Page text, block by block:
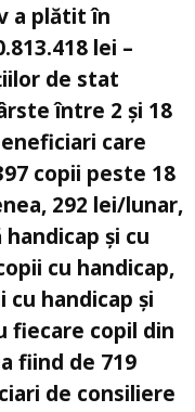
a plătit în
lei –
de stat
între 2 și 18
care
copii peste 18
292 lei/lunar,
și cu
cu handicap,
cu handicap și
fiecare copil din
fiind de 719
de consiliere